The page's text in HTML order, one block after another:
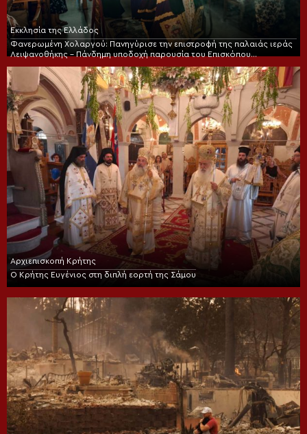
Εκκλησία της Ελλάδος
Φανερωμένη Χολαργού: Πανηγύρισε την επιστροφή της παλαιάς ιεράς
Λειψανοθήκης – Πάνδημη υποδοχή παρουσία του Επισκόπου
Αρχιεπισκοπή Κρήτης
Ο Κρήτης Ευγένιος στη διπλή εορτή της Σάμου